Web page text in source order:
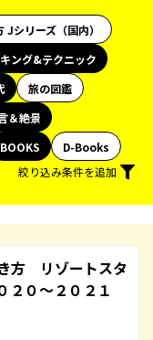
Jシリーズ（国内）
ング&テクニック
旅の図鑑
＆絶景
BOOKS
D-Books
絞り込み条件を追加
方 リゾートスタ
０～２０２１